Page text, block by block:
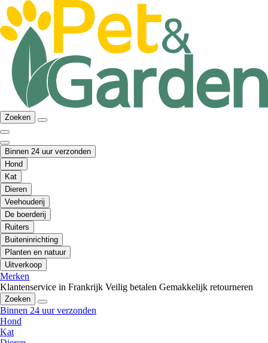
Zoeken
Binnen 24 uur verzonden
Hond
Kat
Dieren
Veehouderij
De boerderij
Ruiters
Buiteninrichting
Planten en natuur
Uitverkoop
Merken
Klantenservice in Frankrijk Veilig betalen Gemakkelijk retourneren
Zoeken
Binnen 24 uur verzonden
Hond
Kat